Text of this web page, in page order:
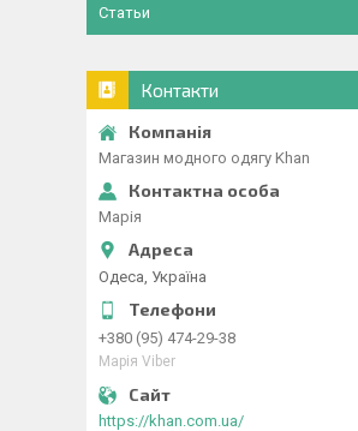
Статьи
Контакти
Магазин модного одягу Khan
Марія
Одеса, Україна
+380 (95) 474-29-38
Марія Viber
https://khan.com.ua/